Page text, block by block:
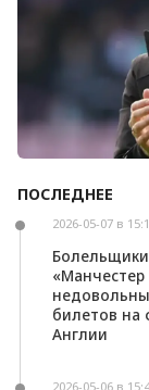
Андони
ПОСЛЕДНЕЕ
2026-05-07 в
«Манчестер
билетов на
Англии
2026-05-06 в